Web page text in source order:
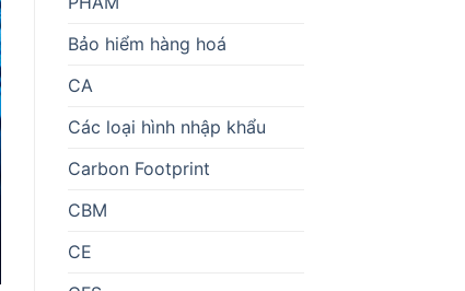
Bảo hiểm hàng hoá
CA
Các loại hình nhập khẩu
Carbon Footprint
CBM
CE